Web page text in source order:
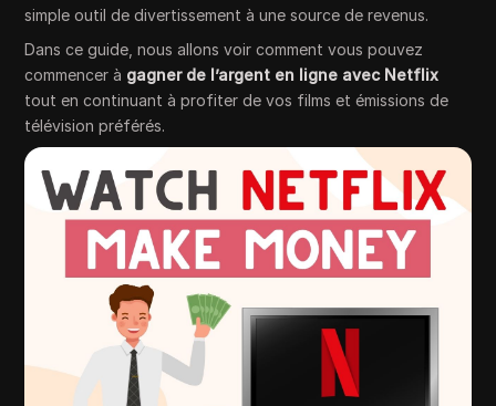
simple outil de divertissement à une source de revenus.
Dans ce guide, nous allons voir comment vous pouvez
commencer à gagner de l’argent en ligne avec Netflix
tout en continuant à profiter de vos films et émissions de
télévision préférés.